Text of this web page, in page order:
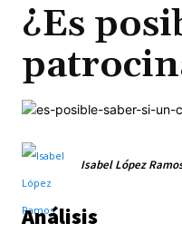
¿Es
Isabel López
Análisis